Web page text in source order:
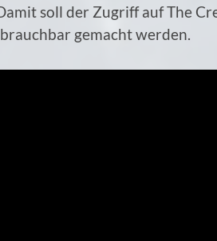
soll der Zugriff auf The
gemacht werden.